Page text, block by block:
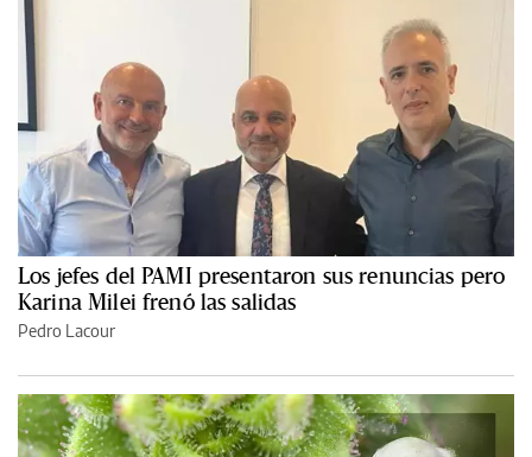
Los jefes del PAMI presentaron sus renuncias pero
Karina Milei frenó las salidas
Pedro Lacour